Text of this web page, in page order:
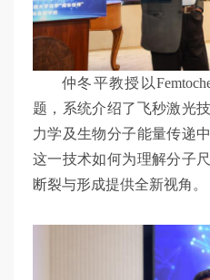
仲冬平教授以
题，系统介绍了飞秒激光
力学及生物分子能量传递
这一技术如何为理解分子
断裂与形成提供全新视角。